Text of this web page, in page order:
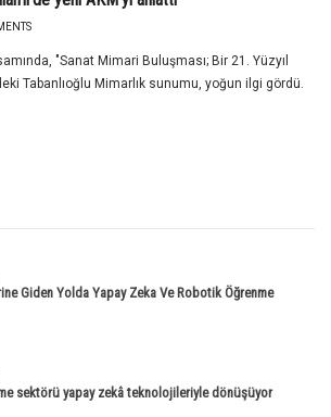
"Sanat Mimari Buluşması; Bir 21. Yüzyıl
Tabanlıoğlu Mimarlık sunumu, yoğun ilgi gördü.
Giden Yolda Yapay Zeka Ve Robotik Öğrenme
sektörü yapay zekâ teknolojileriyle dönüşüyor